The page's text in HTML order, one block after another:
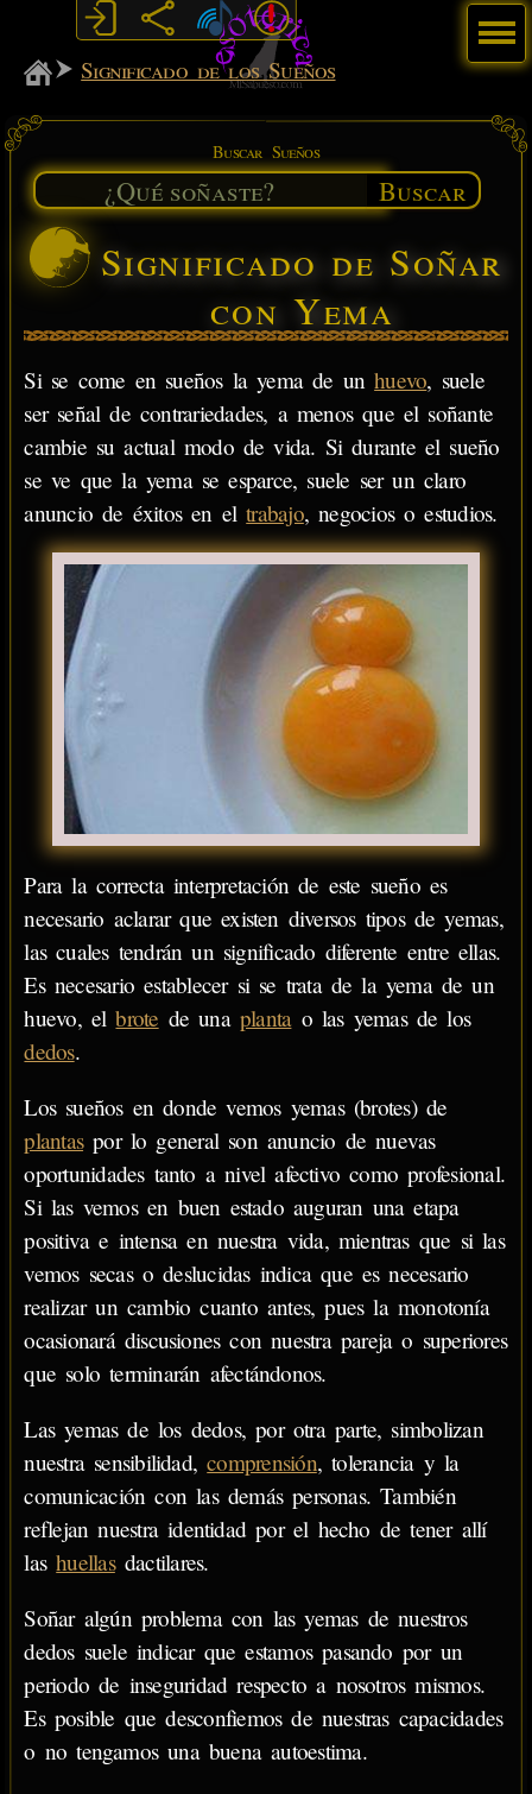
MiSabueso
Significado de los Sueños
Buscar Sueños
Buscar
Significado de Soñar
con Yema
Si se come en sueños la yema de unhuevo, suele
ser señal de contrariedades, a menos que el soñante
cambie su actual modo de vida. Si durante el sueño
se ve que la yema se esparce, suele ser un claro
anuncio de éxitos en eltrabajo, negocios o estudios.
Para la correcta interpretación de este sueño es
necesario aclarar que existen diversos tipos de yemas,
las cuales tendrán un significado diferente entre ellas.
Es necesario establecer si se trata de la yema de un
huevo, elbrote de unaplantao las yemas de los
dedos.
Los sueños en donde vemos yemas (brotes) de
plantaspor lo general son anuncio de nuevas
oportunidades tanto a nivel afectivo como profesional.
Si las vemos en buen estado auguran una etapa
positiva e intensa en nuestra vida, mientras que si las
vemos secas o deslucidas indica que es necesario
realizar un cambio cuanto antes, pues la monotonía
ocasionará discusiones con nuestra pareja o superiores
que solo terminarán afectándonos.
Las yemas de los dedos, por otra parte, simbolizan
nuestra sensibilidad,comprensión, tolerancia y la
comunicación con las demás personas. También
reflejan nuestra identidad por el hecho de tener allí
lashuellasdactilares.
Soñar algún problema con las yemas de nuestros
dedos suele indicar que estamos pasando por un
periodo de inseguridad respecto a nosotros mismos.
Es posible que desconfiemos de nuestras capacidades
o no tengamos una buena autoestima.
Menú